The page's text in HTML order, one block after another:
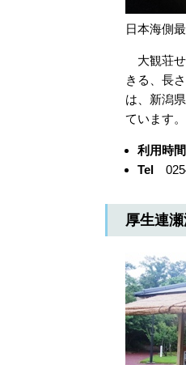
日本海側
大観荘せ
きる、長
は、新潟
ています。
利用時間
Tel0254
厚生連